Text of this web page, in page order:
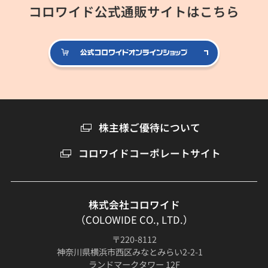
コロワイド公式通販サイトはこちら
公式コロ
株主様ご優待について
コロワイドコーポレートサイト
株式会社コロワイド
（COLOWIDE CO., LTD.）
〒220-8112
神奈川県横浜市西区みなとみらい2-2-1
ランドマークタワー 12F